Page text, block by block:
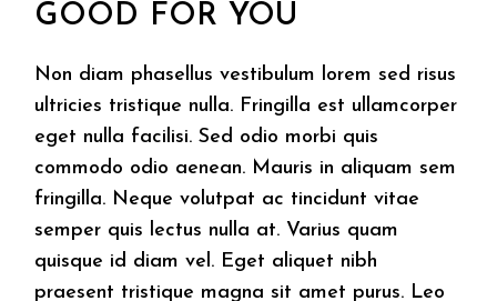
GOOD FOR YOU
Non diam phasellus vestibulum lorem sed risus
ultricies tristique nulla. Fringilla est ullamcorper
eget nulla facilisi. Sed odio morbi quis
commodo odio aenean. Mauris in aliquam sem
fringilla. Neque volutpat ac tincidunt vitae
semper quis lectus nulla at. Varius quam
quisque id diam vel. Eget aliquet nibh
praesent tristique magna sit amet purus. Leo